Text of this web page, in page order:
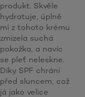
produkt. Skvěle
hydratuje, úplně
mi z tohoto krému
zmizela suchá
pokožka, a navíc
se pleť neleskne.
Díky SPF chrání
před sluncem, což
já jako velice